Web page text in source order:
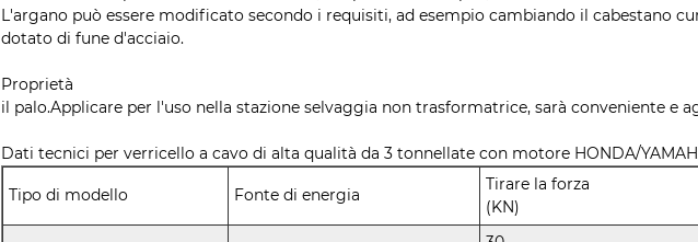
L'argano può essere modificato secondo i requisiti, ad esempio cambiando il cabestano
dotato di fune d'acciaio.
Proprietà
il palo.Applicare per l'uso nella stazione selvaggia non trasformatrice, sarà conveniente e
Dati tecnici per verricello a cavo di alta qualità da 3 tonnellate con motore HONDA/
Tipo di modello Fonte di energia
Tirare la forza
(KN)